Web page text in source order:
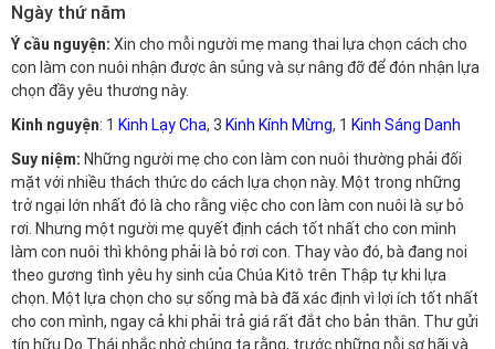
Ngày thứ năm
Ý cầu nguyện: Xin cho mỗi người mẹ mang thai lựa chọn cách cho
con làm con nuôi nhận được ân sủng và sự nâng đỡ để đón nhận lựa
chọn đầy yêu thương này.
Kinh nguyện: 1 Kinh Lạy Cha, 3 Kinh Kính Mừng, 1 Kinh Sáng Danh
Suy niệm: Những người mẹ cho con làm con nuôi thường phải đối
mặt với nhiều thách thức do cách lựa chọn này. Một trong những
trở ngại lớn nhất đó là cho rằng việc cho con làm con nuôi là sự bỏ
rơi. Nhưng một người mẹ quyết định cách tốt nhất cho con mình
làm con nuôi thì không phải là bỏ rơi con. Thay vào đó, bà đang noi
theo gương tình yêu hy sinh của Chúa Kitô trên Thập tự khi lựa
chọn. Một lựa chọn cho sự sống mà bà đã xác định vì lợi ích tốt nhất
cho con mình, ngay cả khi phải trả giá rất đắt cho bản thân. Thư gửi
tín hữu Do Thái nhắc nhở chúng ta rằng, trước những nỗi sợ hãi và